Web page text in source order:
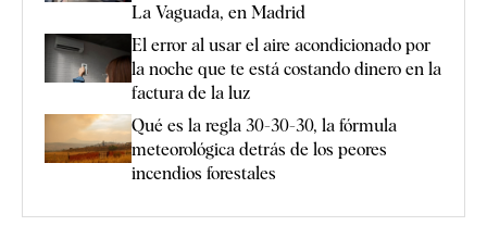
La Vaguada, en Madrid
El error al usar el aire acondicionado por
la noche que te está costando dinero en la
factura de la luz
Qué es la regla 30-30-30, la fórmula
meteorológica detrás de los peores
incendios forestales